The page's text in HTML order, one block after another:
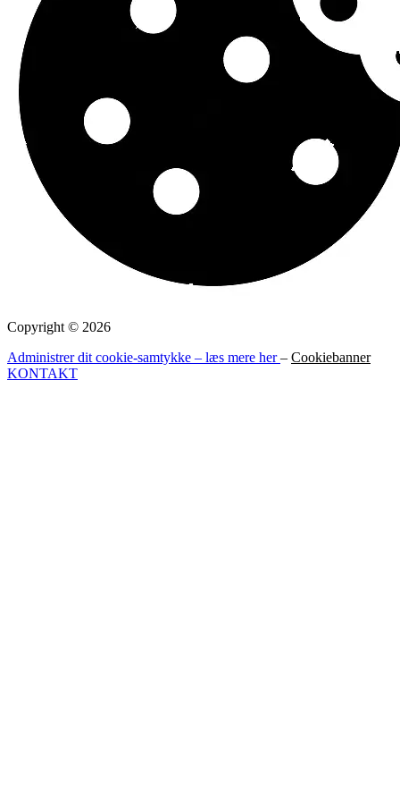
Copyright © 2026
Administrer dit cookie-samtykke – læs mere her– Cookiebanner
KONTAKT